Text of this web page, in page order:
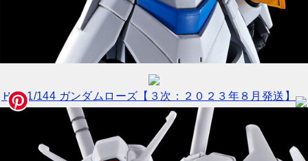
ＨＧ 1/144 ガンダムローズ【３次：２０２３年８月発送】